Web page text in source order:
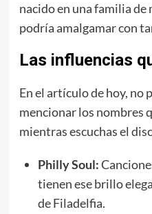
nacido en una familia de
podría amalgamar con
Las influencias
En el artículo de hoy, no
mencionar los nombres
mientras escuchas el
Philly Soul:
tienen ese brillo
de Filadelfia.